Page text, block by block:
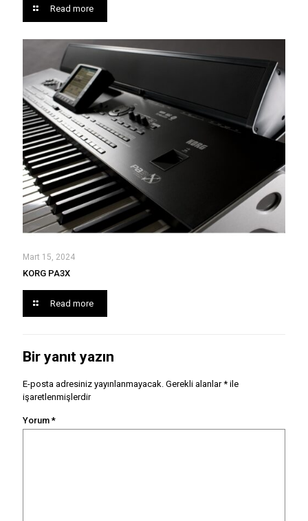
Read more
Mart 15, 2024
KORG PA3X
Read more
Bir yanıt yazın
E-posta adresiniz yayınlanmayacak. Gerekli alanlar* ile
işaretlenmişlerdir
Yorum *